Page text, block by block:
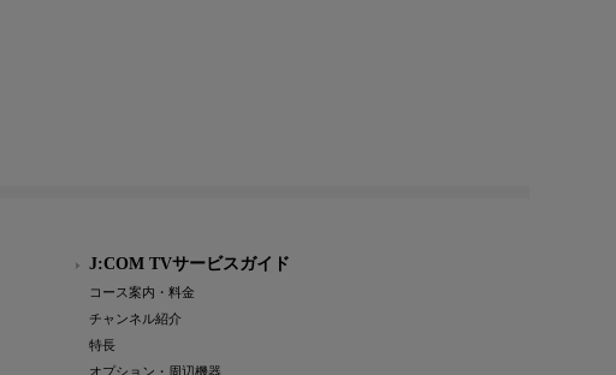
J:COM TVサービスガイド
コース案内・料金
チャンネル紹介
特長
オプション・周辺機器